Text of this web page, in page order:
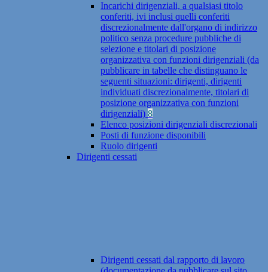
Incarichi dirigenziali, a qualsiasi titolo
conferiti, ivi inclusi quelli conferiti
discrezionalmente dall'organo di indirizzo
politico senza procedure pubbliche di
selezione e titolari di posizione
organizzativa con funzioni dirigenziali (da
pubblicare in tabelle che distinguano le
seguenti situazioni: dirigenti, dirigenti
individuati discrezionalmente, titolari di
posizione organizzativa con funzioni
dirigenziali) 8
Elenco posizioni dirigenziali discrezionali
Posti di funzione disponibili
Ruolo dirigenti
Dirigenti cessati
Dirigenti cessati dal rapporto di lavoro